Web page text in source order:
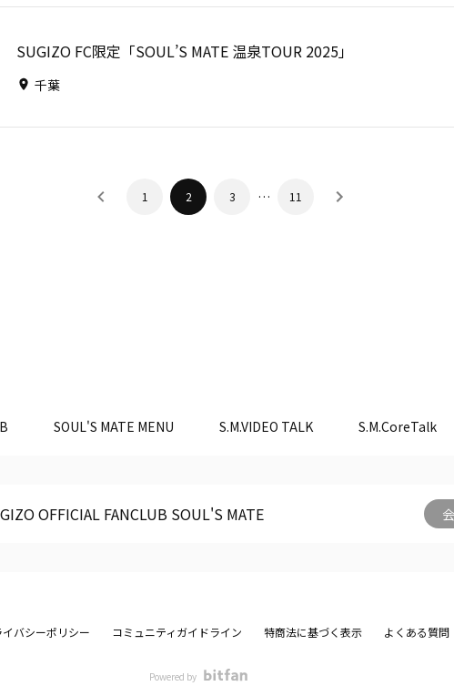
SUGIZO FC限定「SOUL’S MATE 温泉TOUR 2025」
千葉
1 2 3 … 11
SOUL'S MATE MENU S.M.VIDEO TALK S.M.CoreTalk
OFFICIAL FANCLUB SOUL'S MATE
イバシーポリシー コミュニティガイドライン 特商法に基づく表示 よくある質問
Powered by